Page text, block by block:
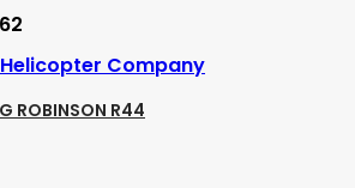
Company
ROBINSON R44